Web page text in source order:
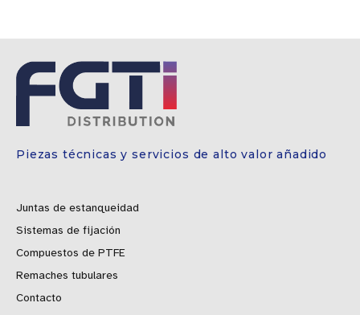
Piezas técnicas y servicios de alto valor añadido
Juntas de estanqueidad
Sistemas de fijación
Compuestos de PTFE
Remaches tubulares
Contacto